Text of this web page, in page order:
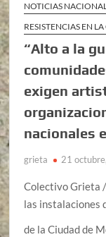
NOTICIAS
RESISTENCIAS EN
“Alto a la
exigen
nacionales
grieta 21
Colectivo Grieta
las instalaciones
de la Ciudad de